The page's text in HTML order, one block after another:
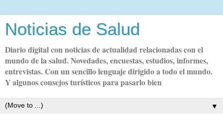
Noticias de Salud
Diario digital con noticias de actualidad relacionadas con el
mundo de la salud. Novedades, encuestas, estudios, informes,
entrevistas. Con un sencillo lenguaje dirigido a todo el mundo.
Y algunos consejos turísticos para pasarlo bien
▼